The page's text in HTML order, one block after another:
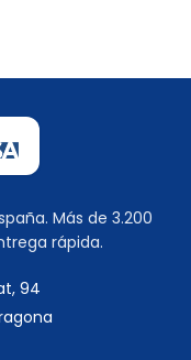
Más de 3.200
rápida.
94